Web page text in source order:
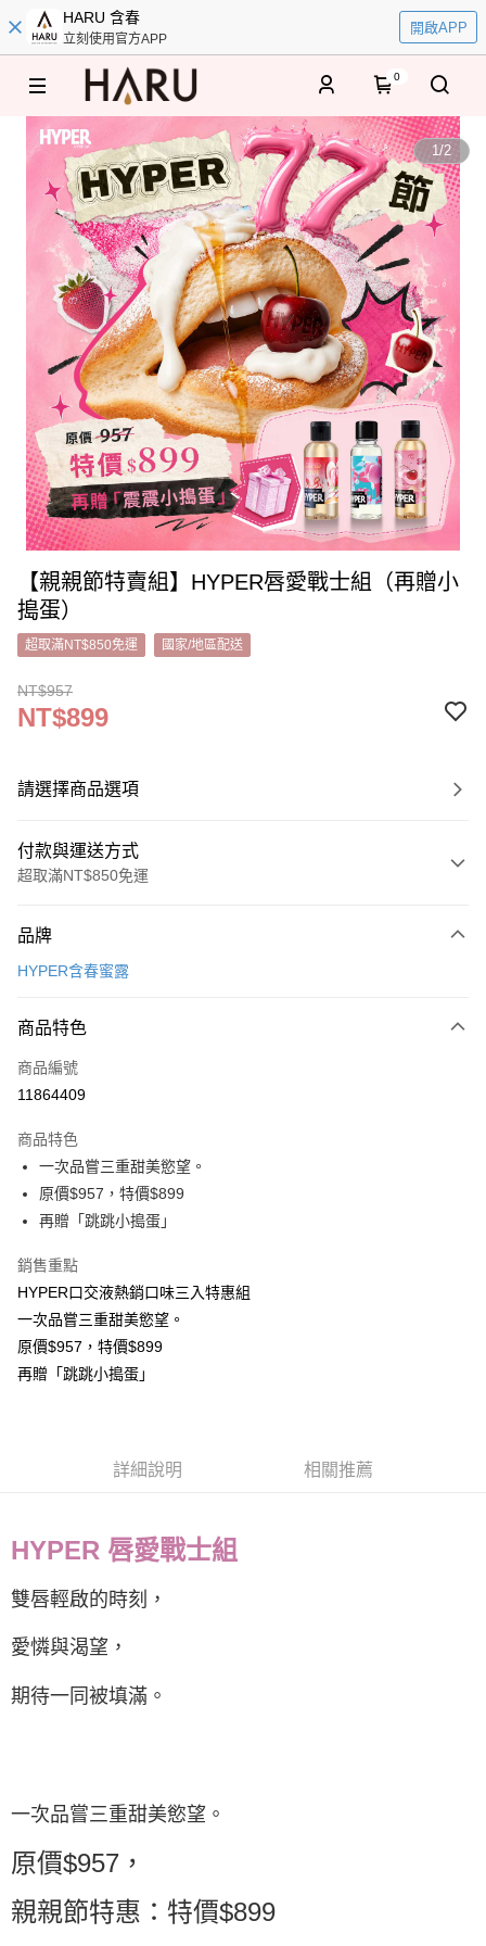
HARU 含春
立刻使用官方APP
開啟APP
0
1/2
【親親節特賣組】HYPER唇愛戰士組（再贈小
搗蛋）
超取滿NT$850免運 國家/地區配送
NT$957
NT$899
請選擇商品選項
付款與運送方式
超取滿NT$850免運
信用卡一次付款
LINE Pay
Apple Pay
悠遊付
ATM付款
全家取貨付款
7-11取貨付款
每筆NT$80，滿NT$850(含以上)免運費
品牌
HYPER含春蜜露
商品特色
商品編號
11864409
商品特色
一次品嘗三重甜美慾望。
原價$957，特價$899
再贈「跳跳小搗蛋」
銷售重點
HYPER口交液熱銷口味三入特惠組
一次品嘗三重甜美慾望。
原價$957，特價$899
再贈「跳跳小搗蛋」
詳細說明 相關推薦
HYPER 唇愛戰士組
雙唇輕啟的時刻，
愛憐與渴望，
期待一同被填滿。
一次品嘗三重甜美慾望。
原價$957，
親親節特惠：特價$899